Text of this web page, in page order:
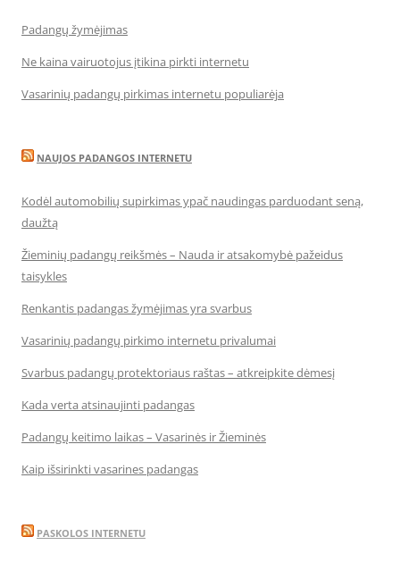
Padangų žymėjimas
Ne kaina vairuotojus įtikina pirkti internetu
Vasarinių padangų pirkimas internetu populiarėja
NAUJOS PADANGOS INTERNETU
Kodėl automobilių supirkimas ypač naudingas parduodant seną,
daužtą
Žieminių padangų reikšmės – Nauda ir atsakomybė pažeidus
taisykles
Renkantis padangas žymėjimas yra svarbus
Vasarinių padangų pirkimo internetu privalumai
Svarbus padangų protektoriaus raštas – atkreipkite dėmesį
Kada verta atsinaujinti padangas
Padangų keitimo laikas – Vasarinės ir Žieminės
Kaip išsirinkti vasarines padangas
PASKOLOS INTERNETU